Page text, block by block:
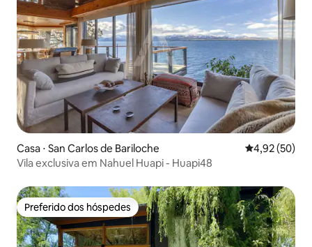
Casa ⋅ San Carlos de Bariloche 4,92 de uma
4,92 (50)
Vila exclusiva em Nahuel Huapi - Huapi48
Preferido dos hóspedes
Preferido dos hóspedes